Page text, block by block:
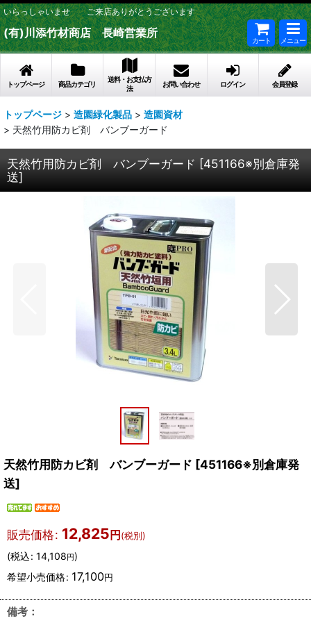
いらっしゃいませ ご来店ありがとうございます
(有)川添竹材商店 長崎営業所
カート メニュー
トップページ 商品カテゴリ
送料・お支払方
法
お問い合わせ ログイン 会員登録
トップページ > 造園緑化製品 > 造園資材
> 天然竹用防カビ剤 バンブーガード
天然竹用防カビ剤 バンブーガード [451166※別倉庫発
送]
天然竹用防カビ剤 バンブーガード [451166※別倉庫発
送]
販売価格: 12,825円(税別)
(税込: 14,108円)
希望小売価格: 17,100円
備考：